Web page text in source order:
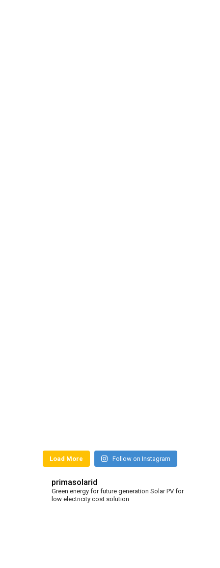
Load More Follow on Instagram
primasolarid
Green energy for future generation Solar PV for
low electricity cost solution